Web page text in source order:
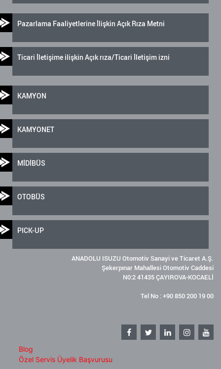
Pazarlama Faaliyetlerine İlişkin Açık Rıza Metni
Ticari İletişime ilişkin Açık rıza/Ticari İletişim izni
KAMYON
KAMYONET
MİDİBÜS
OTOBÜS
PICK-UP
ANADOLU ISUZU Otomotiv Sanayi ve Ticaret A.Ş.
Şekerpınar Mahallesi Otomotiv Caddesi
N0:2 41435 ÇAYIROVA-KOCAELİ
Tel No : +90 850 200 19 00
Blog
Özel Servis Üyelik Başvurusu